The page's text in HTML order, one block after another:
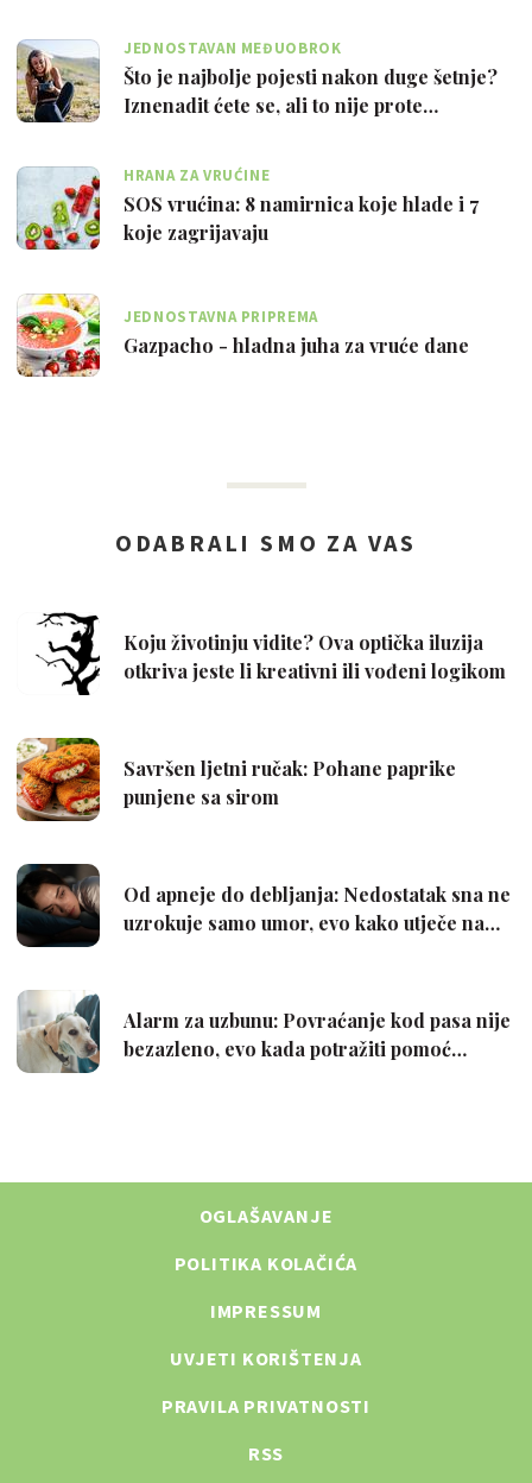
JEDNOSTAVAN MEĐUOBROK
Što je najbolje pojesti nakon duge šetnje?
Iznenadit ćete se, ali to nije prote…
HRANA ZA VRUĆINE
SOS vrućina: 8 namirnica koje hlade i 7
koje zagrijavaju
JEDNOSTAVNA PRIPREMA
Gazpacho - hladna juha za vruće dane
OGLAŠAVANJE
POLITIKA KOLAČIĆA
IMPRESSUM
UVJETI KORIŠTENJA
PRAVILA PRIVATNOSTI
RSS